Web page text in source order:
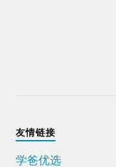
友情链接
学爸优选